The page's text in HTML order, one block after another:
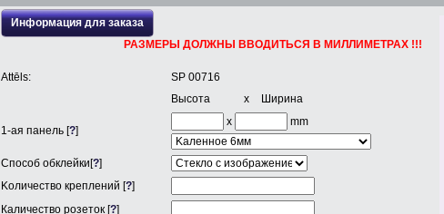
Информация для заказа
РАЗМЕРЫ ДОЛЖНЫ ВВОДИТЬСЯ В МИЛЛИМЕТРАХ !!!
Attēls:
SP 00716
Высота
x Ширина
1-ая панель [?]
x mm
Способ обклейки[?]
Kоличество креплений [?]
Каличество розеток [?]